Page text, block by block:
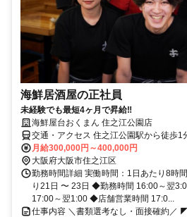
海鮮居酒屋の正社員
未経験でも最短4ヶ月で昇給‼
海鮮屋台おくまん 住之江公園店
交通・アクセス 住之江公園駅から徒歩1
月給300,000円～400,000円
大阪府大阪市住之江区
勤務時間詳細 実働時間：1日あたり8時
り21日 〜 23日 ◆勤務時間 16:00～翌
17:00～翌1:00 ◆店舗営業時間 17:0...
仕事内容 ＼書類選考なし・面接確約／